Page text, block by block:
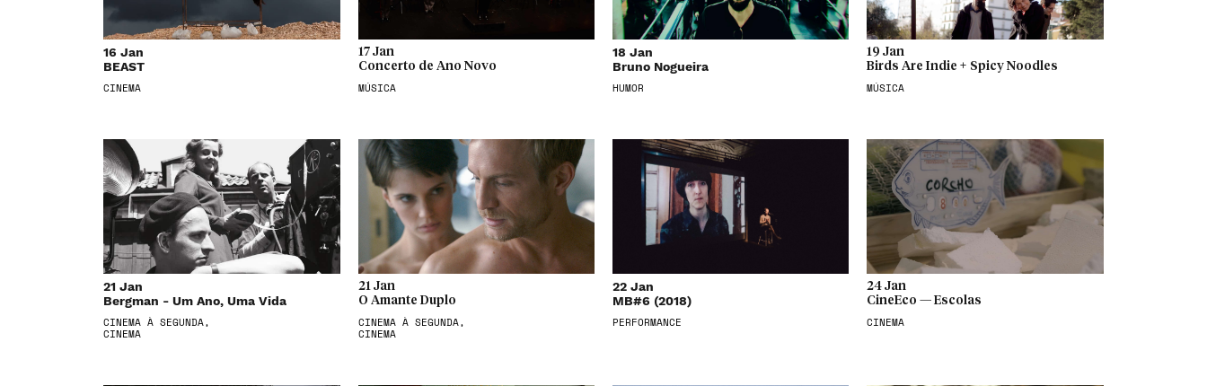
16 Jan
BEAST
CINEMA
17 Jan
Concerto de Ano Novo
MÚSICA
18 Jan
Bruno Nogueira
HUMOR
19 Jan
Birds Are Indie + Spicy Noodles
MÚSICA
21 Jan
Bergman - Um Ano, Uma Vida
CINEMA À SEGUNDA,
CINEMA
21 Jan
O Amante Duplo
CINEMA À SEGUNDA,
CINEMA
22 Jan
MB#6 (2018)
PERFORMANCE
24 Jan
CineEco — Escolas
CINEMA